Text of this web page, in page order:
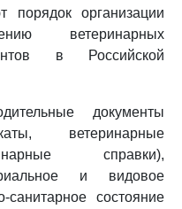
порядок организации
ветеринарных
в Российской
документы
ветеринарные
справки),
и видовое
санитарное состояние